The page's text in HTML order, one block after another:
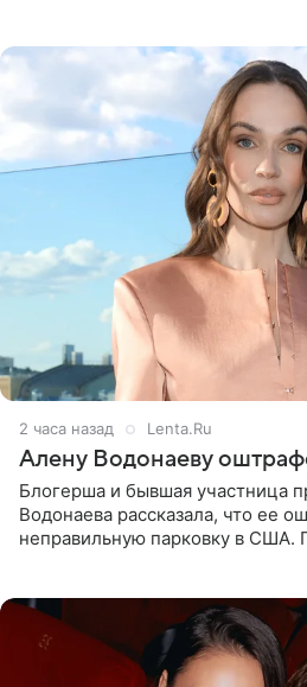
2 часа назад Lenta.Ru
Алену Водонаеву
Блогерша и бывшая участница
Водонаева рассказала, что ее
неправильную парковку в США.